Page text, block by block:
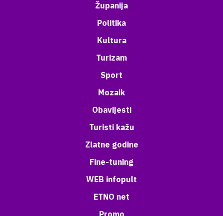
Županija
Politika
Kultura
Turizam
Sport
Mozaik
Obavijesti
Turisti kažu
Zlatne godine
Fine-tuning
WEB infopult
ETNO net
Promo